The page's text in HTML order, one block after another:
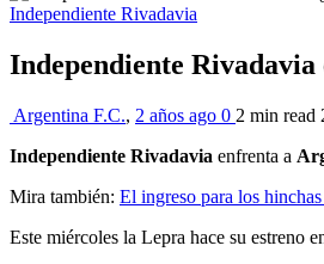
Independiente Rivadavia
Independiente
Argentina F.C., 2 años ago 0 2 min read
Independiente Rivadavia enfrenta a
Mira también: El ingreso para los
Este miércoles la Lepra hace su estreno